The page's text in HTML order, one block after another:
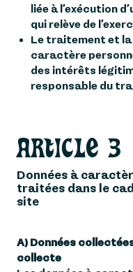
liée à l’exécution
qui relève de
Le traitement et la
caractère
des intérêts
responsable du
ARTICLE 3
Données à
traitées dans le
site
A) Données
collecte